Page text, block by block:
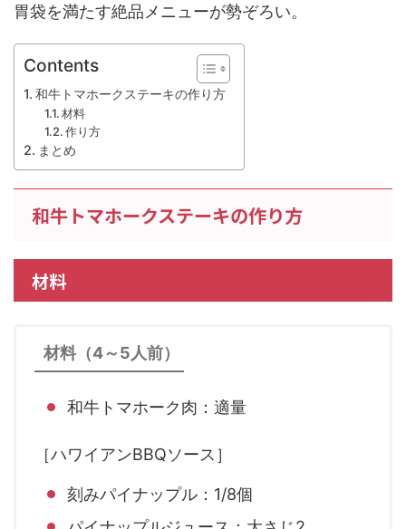
胃袋を満たす絶品メニューが勢ぞろい。
Contents
和牛トマホークステーキの作り方
材料
作り方
まとめ
和牛トマホークステーキの作り方
材料
材料（4～5人前）
和牛トマホーク肉：適量
［ハワイアンBBQソース］
刻みパイナップル：1/8個